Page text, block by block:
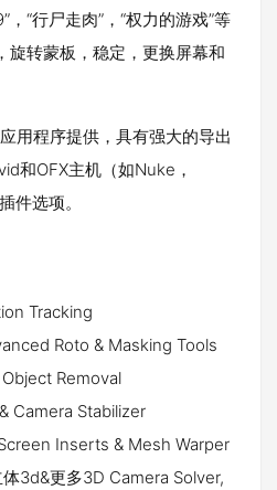
“行尸走肉”，“权力的游戏”等
旋转蒙板，稳定，更换屏幕和
用程序提供，具有强大的导出
和OFX主机（如Nuke，
件选项。
Tracking
Roto & Masking Tools
Removal
Camera Stabilizer
Inserts & Mesh Warper
3d&更多3D Camera Solver,